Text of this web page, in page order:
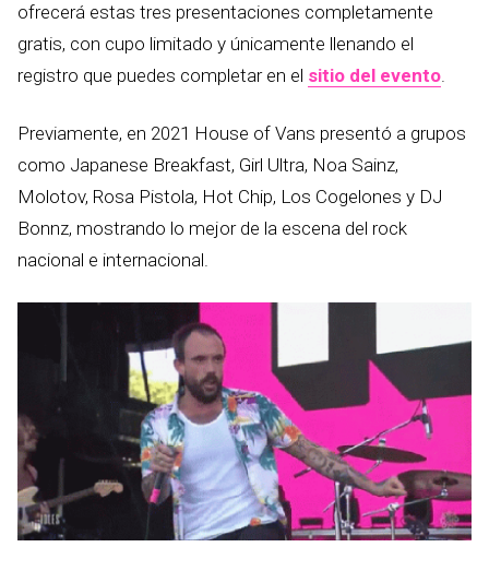
ofrecerá estas tres presentaciones completamente
gratis, con cupo limitado y únicamente llenando el
registro que puedes completar en el sitio del evento.
Previamente, en 2021 House of Vans presentó a grupos
como Japanese Breakfast, Girl Ultra, Noa Sainz,
Molotov, Rosa Pistola, Hot Chip, Los Cogelones y DJ
Bonnz, mostrando lo mejor de la escena del rock
nacional e internacional.